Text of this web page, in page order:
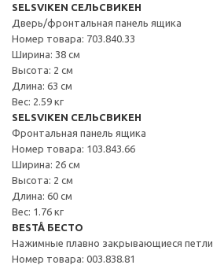
SELSVIKEN СЕЛЬСВИКЕН
Дверь/фронтальная панель ящика
Номер товара: 703.840.33
Ширина: 38 см
Высота: 2 см
Длина: 63 см
Вес: 2.59 кг
SELSVIKEN СЕЛЬСВИКЕН
Фронтальная панель ящика
Номер товара: 103.843.66
Ширина: 26 см
Высота: 2 см
Длина: 60 см
Вес: 1.76 кг
BESTÅ БЕСТО
Нажимные плавно закрывающиеся петли
Номер товара: 003.838.81